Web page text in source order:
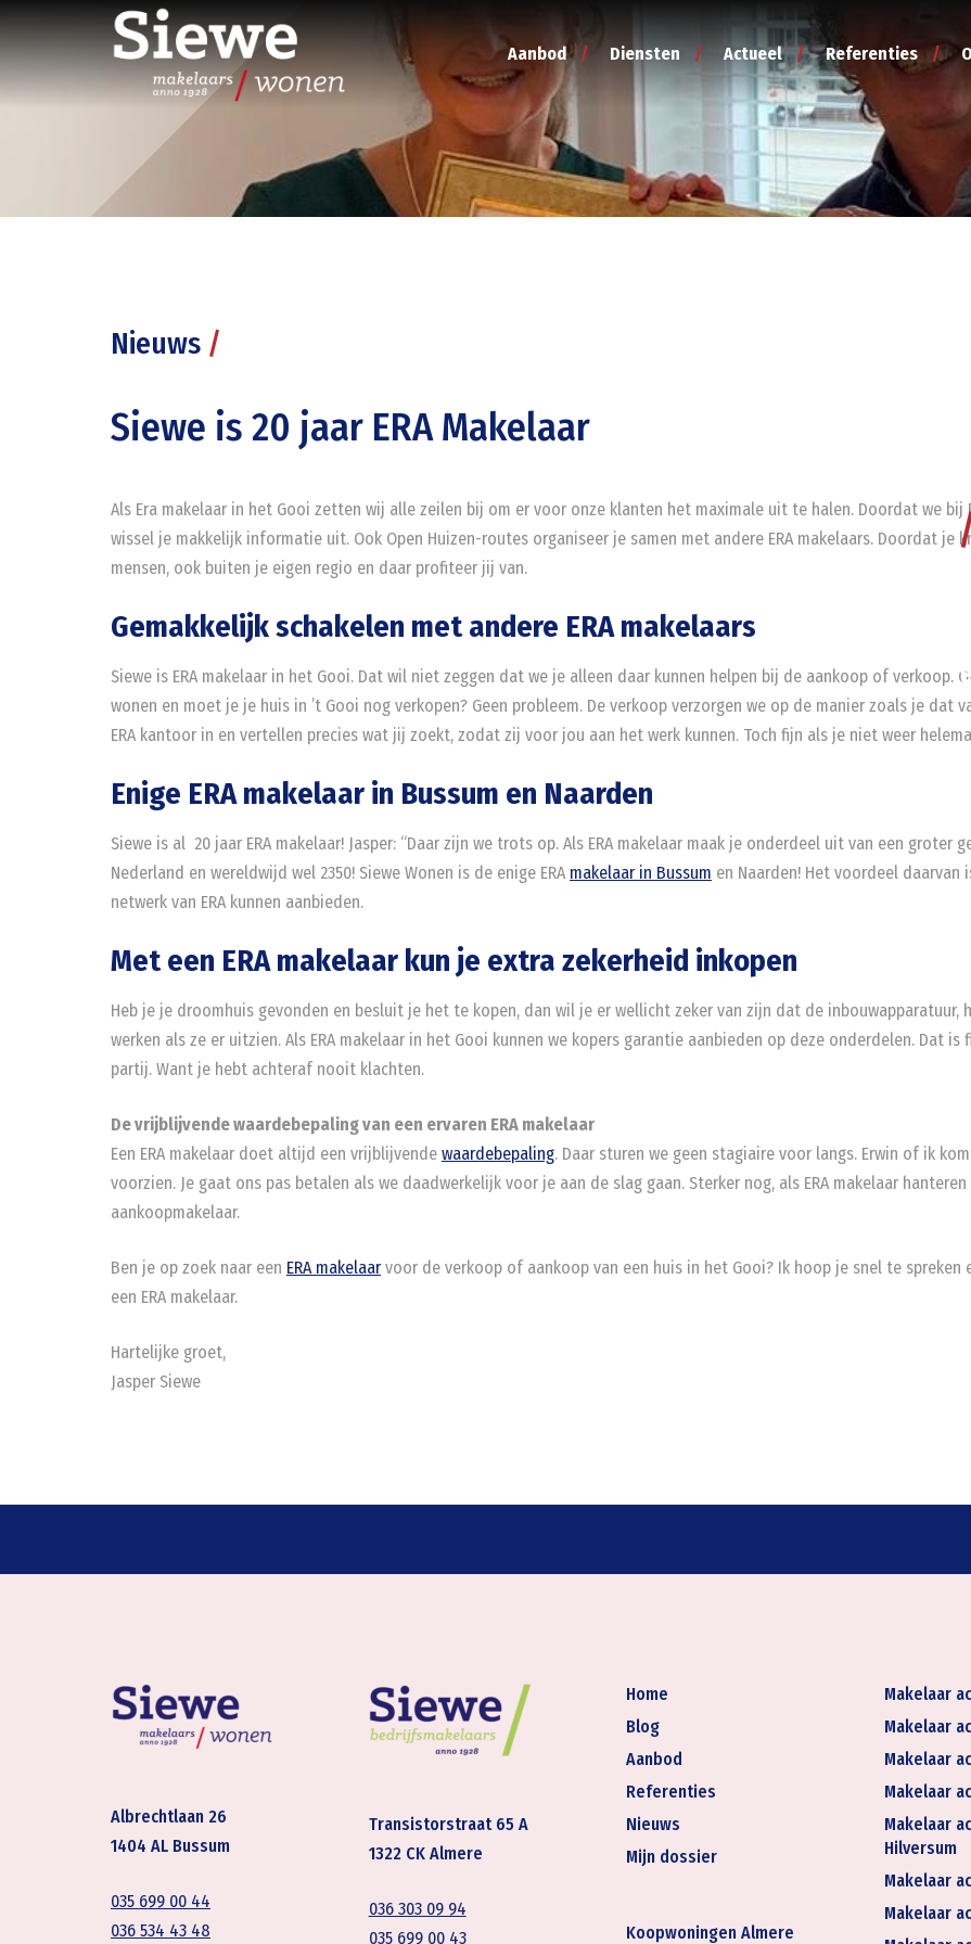
Aanbod Diensten Actueel Referenties
Nieuws /
Siewe is 20 jaar ERA Makelaar
Als Era makelaar in het Gooi zetten wij alle zeilen bij om er voor onze klanten het maximale uit te halen. Doordat we bij
wissel je makkelijk informatie uit. Ook Open Huizen-routes organiseer je samen met andere ERA makelaars. Doordat je
mensen, ook buiten je eigen regio en daar profiteer jij van.
Gemakkelijk schakelen met andere ERA makelaars
Siewe is ERA makelaar in het Gooi. Dat wil niet zeggen dat we je alleen daar kunnen helpen bij de aankoop of verkoop.
wonen en moet je je huis in ’t Gooi nog verkopen? Geen probleem. De verkoop verzorgen we op de manier zoals je dat
ERA kantoor in en vertellen precies wat jij zoekt, zodat zij voor jou aan het werk kunnen. Toch fijn als je niet weer
Enige ERA makelaar in Bussum en Naarden
Siewe is al 20 jaar ERA makelaar! Jasper: “Daar zijn we trots op. Als ERA makelaar maak je onderdeel uit van een groter
Nederland en wereldwijd wel 2350! Siewe Wonen is de enige ERA makelaar in Bussum en Naarden! Het voordeel
netwerk van ERA kunnen aanbieden.
Met een ERA makelaar kun je extra zekerheid inkopen
Heb je je droomhuis gevonden en besluit je het te kopen, dan wil je er wellicht zeker van zijn dat de
werken als ze er uitzien. Als ERA makelaar in het Gooi kunnen we kopers garantie aanbieden op deze onderdelen. Dat
partij. Want je hebt achteraf nooit klachten.
De vrijblijvende waardebepaling van een ervaren ERA makelaar
Een ERA makelaar doet altijd een vrijblijvende waardebepaling. Daar sturen we geen stagiaire voor langs. Erwin of ik
voorzien. Je gaat ons pas betalen als we daadwerkelijk voor je aan de slag gaan. Sterker nog, als ERA makelaar
aankoopmakelaar.
Ben je op zoek naar een ERA makelaarvoor de verkoop of aankoop van een huis in het Gooi? Ik hoop je snel te
een ERA makelaar.
Hartelijke groet,
Jasper Siewe
Albrechtlaan 26
1404 AL Bussum
035 699 00 44
036 534 43 48
Transistorstraat 65 A
1322 CK Almere
036 303 09 94
035 699 00 43
Home
Blog
Aanbod
Referenties
Nieuws
Mijn dossier
Koopwoningen Almere
Makelaar
Makelaar
Makelaar
Makelaar
Makelaar
Hilversum
Makelaar
Makelaar